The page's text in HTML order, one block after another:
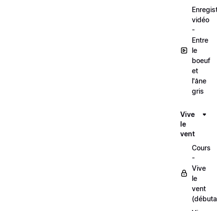
vidéo
-
Entre
le
boeuf
et
l'âne
gris
Vive
le
vent
Cours
-
Vive
le
vent